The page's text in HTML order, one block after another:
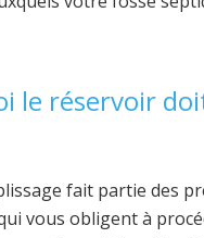
le réservoir
fait partie des
vous obligent à